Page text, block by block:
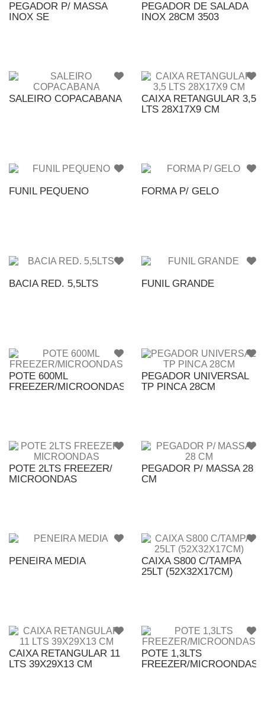
PEGADOR P/ MASSA
INOX SE
PEGADOR DE SALADA
INOX 28CM 3503
SALEIRO COPACABANA
CAIXA RETANGULAR 3,5
LTS 28X17X9 CM
FUNIL PEQUENO FORMA P/ GELO
BACIA RED. 5,5LTS FUNIL GRANDE
POTE 600ML
FREEZER/MICROONDAS
PEGADOR UNIVERSAL
TP PINCA 28CM
POTE 2LTS FREEZER/
MICROONDAS
PEGADOR P/ MASSA 28
CM
PENEIRA MEDIA
CAIXA S800 C/TAMPA
25LT (52X32X17CM)
CAIXA RETANGULAR 11
LTS 39X29X13 CM
POTE 1,3LTS
FREEZER/MICROONDAS